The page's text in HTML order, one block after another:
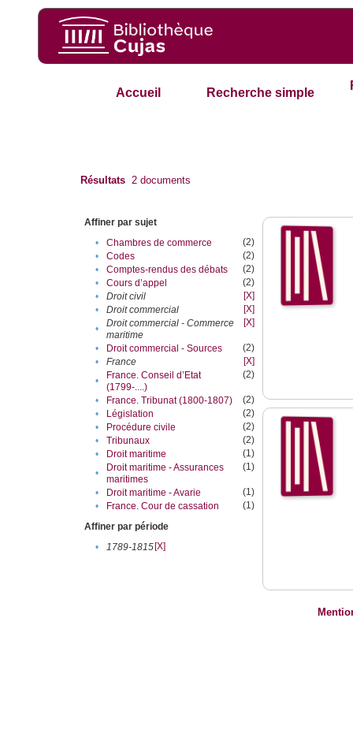
Accueil Recherche simple
Résultats 2 documents
Affiner par sujet
•
Chambres de commerce
(2)
•
Codes
(2)
•
Comptes-rendus des débats
(2)
•
Cours d’appel
(2)
•
Droit civil
[X]
•
Droit commercial
[X]
•
Droit commercial - Commerce
maritime
[X]
• Droit commercial - Sources
(2)
•
France
[X]
•
France. Conseil d’Etat
(1799-....)
(2)
• France. Tribunat (1800-1807)
(2)
•
Législation
(2)
•
Procédure civile
(2)
•
Tribunaux
(2)
•
Droit maritime
(1)
•
Droit maritime - Assurances
maritimes
(1)
• Droit maritime - Avarie
(1)
•
France. Cour de cassation
(1)
Affiner par période
•
1789-1815[X]